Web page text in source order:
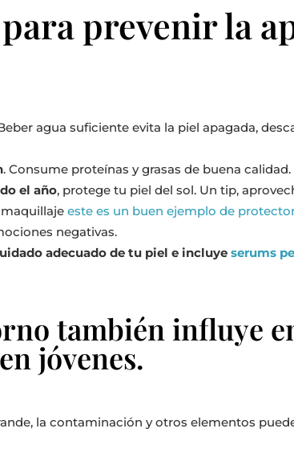
prevenir la
agua suficiente evita la piel apagada,
. Consume proteínas y grasas de buena calidad.
el año, protege tu piel del sol. Un tip,
maquillajeeste es un buen ejemplo de
negativas.
adecuado de tu piel e incluyeserums
también influye
jóvenes.
la contaminación y otros elementos